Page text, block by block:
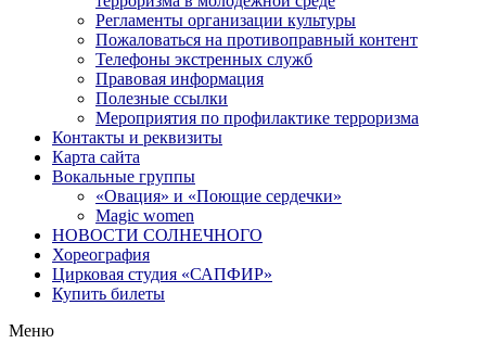
Регламенты организации культуры
Пожаловаться на противоправный контент
Телефоны экстренных служб
Правовая информация
Полезные ссылки
Мероприятия по профилактике терроризма
Контакты и реквизиты
Карта сайта
Вокальные группы
«Овация» и «Поющие сердечки»
Magic women
НОВОСТИ СОЛНЕЧНОГО
Хореография
Цирковая студия «САПФИР»
Купить билеты
Меню